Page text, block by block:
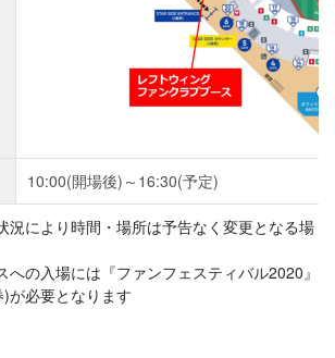
10:00(開場後)～16:30(予定)
況により時間・場所は予告なく変更となる場
への入場には『ファンフェスティバル2020』
が必要となります